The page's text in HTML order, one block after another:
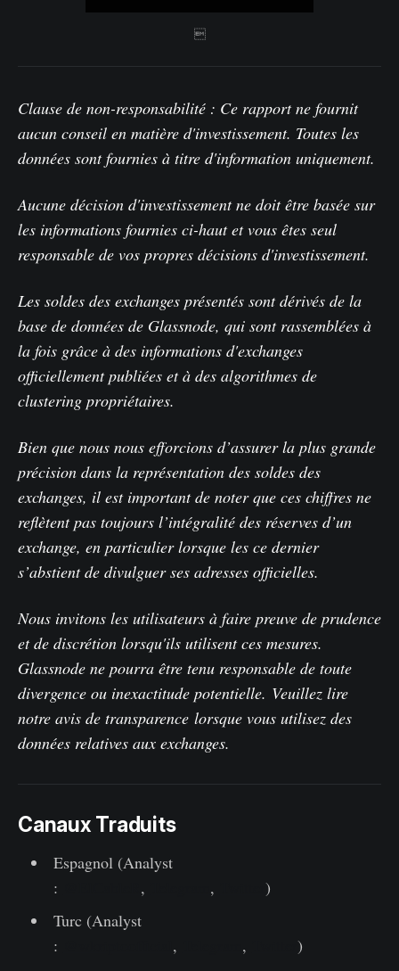

Clause de non-responsabilité : Ce rapport ne fournit
aucun conseil en matière d'investissement. Toutes les
données sont fournies à titre d'information uniquement.
Aucune décision d'investissement ne doit être basée sur
les informations fournies ci-haut et vous êtes seul
responsable de vos propres décisions d'investissement.
Les soldes des exchanges présentés sont dérivés de la
base de données de Glassnode, qui sont rassemblées à
la fois grâce à des informations d'exchanges
officiellement publiées et à des algorithmes de
clustering propriétaires.
Bien que nous nous efforcions d’assurer la plus grande
précision dans la représentation des soldes des
exchanges, il est important de noter que ces chiffres ne
reflètent pas toujours l’intégralité des réserves d’un
exchange, en particulier lorsque les ce dernier
s’abstient de divulguer ses adresses officielles.
Nous invitons les utilisateurs à faire preuve de prudence
et de discrétion lorsqu'ils utilisent ces mesures.
Glassnode ne pourra être tenu responsable de toute
divergence ou inexactitude potentielle. Veuillez lire
notre avis de transparence lorsque vous utilisez des
données relatives aux exchanges.
Canaux Traduits
Espagnol (Analyst
:
, ,
)
Turc (Analyst
:
, ,
)